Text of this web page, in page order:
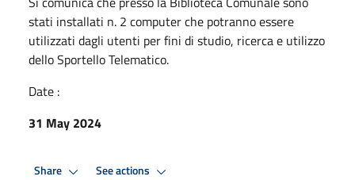
stati installati n. 2 computer che potranno essere
utilizzati dagli utenti per fini di studio, ricerca e utilizzo
dello Sportello Telematico.
Date :
31 May 2024
Share See actions